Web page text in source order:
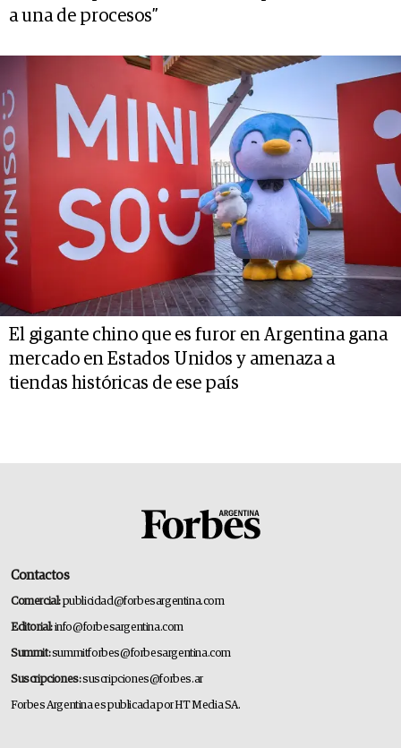
a una de procesos”
El gigante chino que es furor en Argentina gana
mercado en Estados Unidos y amenaza a
tiendas históricas de ese país
Contactos
Comercial:publicidad@forbesargentina.com
Editorial:info@forbesargentina.com
Summit:summitforbes@forbesargentina.com
Suscripciones:suscripciones@forbes.ar
Forbes Argentina es publicada por HT Media SA.